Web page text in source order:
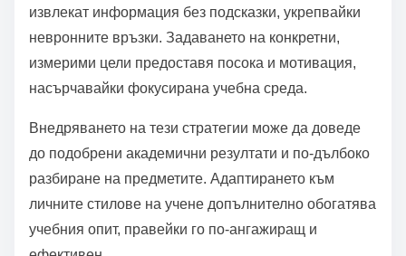
Как учащите могат да
оптимизират учебните си
навици?
Учащите могат да оптимизират учебните си